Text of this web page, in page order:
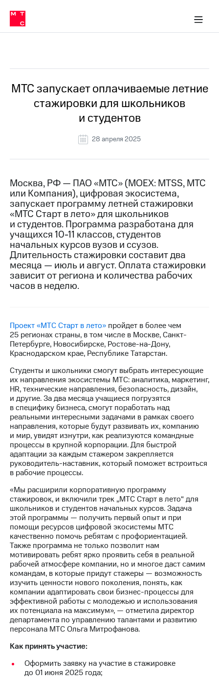
Медиа-центр
и акционерам
Устойчивое развитие
Комплаенс и деловая этика
компании
Карьера
История
компании
Руководство
информация
Контакты
Медиа-центр
Пресс-
релизы
МТС
о технологиях
Достижения
Интервью
Контакты
Пригласить
спикера
и акционерам
Корпоративное
управление
Корпоративный
секретарь
Раскрытие
информации
Информация
акционерам
Документы
ПАО
"МТС"
Собрания
акционеров
Личный
кабинет
акционера
Акционерный
капитал
Контроль
и
аудит
Рынок
акций
Описание
Программа
приобретения
Порядок
выкупа
акций
Дивиденды
в МТС
Пресс-
релизы
о технологиях
МТС запускает оплачиваемые летние
стажировки для школьников
и студентов
28 апреля 2025
Москва, РФ — ПАО «МТС» (MOEX: MTSS, МТС
или Компания), цифровая экосистема,
запускает программу летней стажировки
«МТС Старт в лето» для школьников
и студентов. Программа разработана для
учащихся 10-11 классов, студентов
начальных курсов вузов и ссузов.
Длительность стажировки составит два
месяца — июль и август. Оплата стажировки
зависит от региона и количества рабочих
часов в неделю.
Проект «МТС Старт в лето» пройдет в более чем
25 регионах страны, в том числе в Москве, Санкт-
Петербурге, Новосибирске, Ростове-на-Дону,
Краснодарском крае, Республике Татарстан.
Студенты и школьники смогут выбрать интересующие
их направления экосистемы МТС: аналитика, маркетинг,
HR, технические направления, безопасность, дизайн,
и другие. За два месяца учащиеся погрузятся
в специфику бизнеса, смогут поработать над
реальными интересными задачами в рамках своего
направления, которые будут развивать их, компанию
и мир, увидят изнутри, как реализуются командные
процессы в крупной корпорации. Для быстрой
адаптации за каждым стажером закрепляется
руководитель-наставник, который поможет встроиться
в рабочие процессы.
«Мы расширили корпоративную программу
стажировок, и включили трек „МТС Старт в лето“ для
школьников и студентов начальных курсов. Задача
этой программы — получить первый опыт и при
помощи ресурсов цифровой экосистемы МТС
качественно помочь ребятам с профориентацией.
Также программа не только позволит нам
мотивировать ребят ярко проявить себя в реальной
рабочей атмосфере компании, но и многое даст самим
командам, в которые придут стажеры — возможность
изучить ценности нового поколения, понять, как
компании адаптировать свои бизнес-процессы для
эффективной работы с молодежью и использования
их потенциала на максимум», — отметила директор
департамента по управлению талантами и развитию
персонала МТС Ольга Митрофанова.
Как принять участие:
Оформить заявку на участие в стажировке
до 01 июня 2025 года;